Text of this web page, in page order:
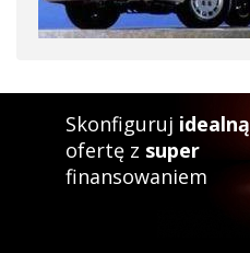
Skonfiguruj idealną
ofertę z super
finansowaniem